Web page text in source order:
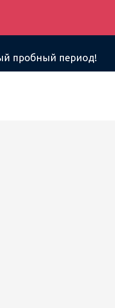
пробный период!